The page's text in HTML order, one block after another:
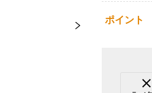
ポイント